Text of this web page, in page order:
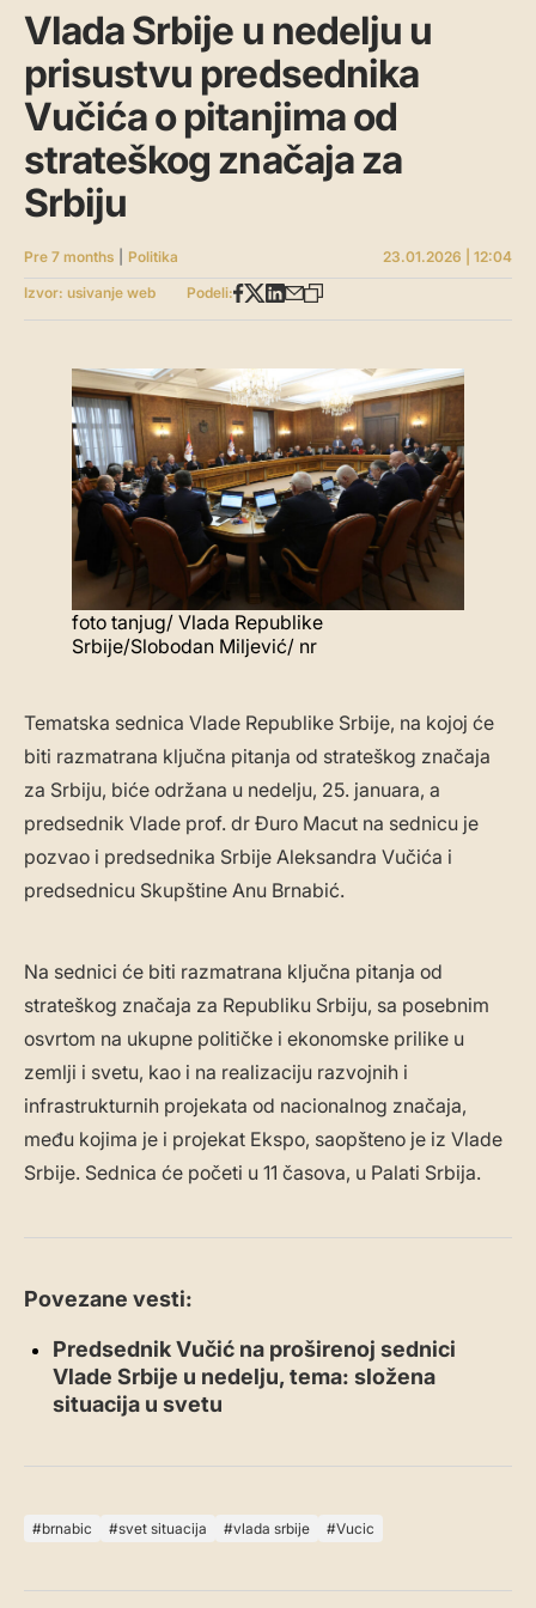
Vlada Srbije u nedelju u
prisustvu predsednika
Vučića o pitanjima od
strateškog značaja za
Srbiju
Pre 7 months Politika
23.01.2026 | 12:04
Izvor: usivanje web
Podeli:
foto tanjug/ Vlada Republike
Srbije/Slobodan Miljević/ nr
Tematska sednica Vlade Republike Srbije, na kojoj će
biti razmatrana ključna pitanja od strateškog značaja
za Srbiju, biće održana u nedelju, 25. januara, a
predsednik Vlade prof. dr Đuro Macut na sednicu je
pozvao i predsednika Srbije Aleksandra Vučića i
predsednicu Skupštine Anu Brnabić.
Na sednici će biti razmatrana ključna pitanja od
strateškog značaja za Republiku Srbiju, sa posebnim
osvrtom na ukupne političke i ekonomske prilike u
zemlji i svetu, kao i na realizaciju razvojnih i
infrastrukturnih projekata od nacionalnog značaja,
među kojima je i projekat Ekspo, saopšteno je iz Vlade
Srbije. Sednica će početi u 11 časova, u Palati Srbija.
Povezane vesti:
Predsednik Vučić na proširenoj sednici
Vlade Srbije u nedelju, tema: složena
situacija u svetu
brnabic svet situacija vlada srbije Vucic